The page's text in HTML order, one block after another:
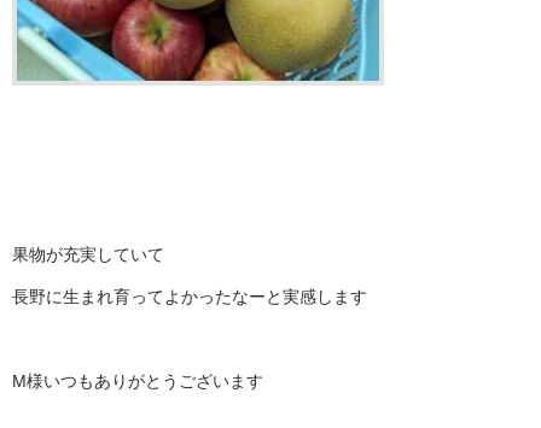
果物が充実していて
長野に生まれ育ってよかったなーと実感します
M様いつもありがとうございます